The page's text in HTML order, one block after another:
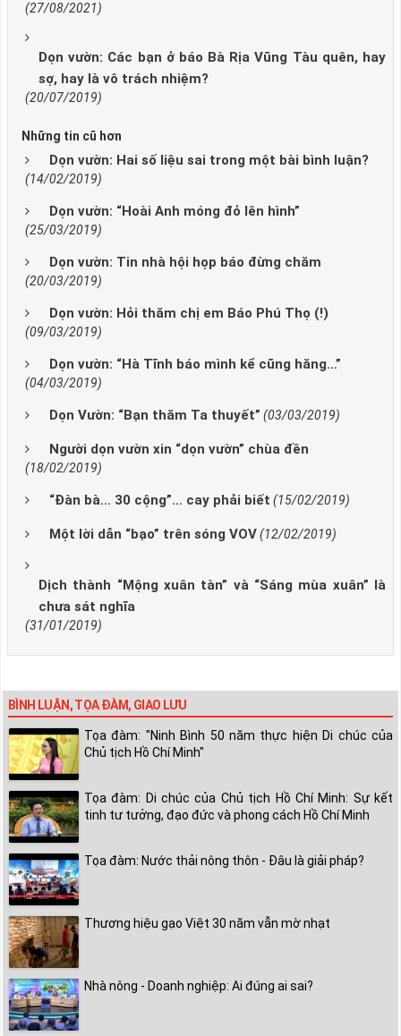
(27/08/2021)
Dọn vườn: Các bạn ở báo Bà Rịa Vũng Tàu quên, hay
sợ, hay là vô trách nhiệm?
(20/07/2019)
Những tin cũ hơn
Dọn vườn: Hai số liệu sai trong một bài bình luận?
(14/02/2019)
Dọn vườn: “Hoài Anh móng đỏ lên hình”
(25/03/2019)
Dọn vườn: Tin nhà hội họp báo đừng chăm
(20/03/2019)
Dọn vườn: Hỏi thăm chị em Báo Phú Thọ (!)
(09/03/2019)
Dọn vườn: “Hà Tĩnh báo mình kể cũng hăng…”
(04/03/2019)
Dọn Vườn: “Bạn thăm Ta thuyết” (03/03/2019)
Người dọn vườn xin “dọn vườn” chùa đền
(18/02/2019)
“Đàn bà… 30 cộng”… cay phải biết (15/02/2019)
Một lời dẫn “bạo” trên sóng VOV(12/02/2019)
Dịch thành “Mộng xuân tàn” và “Sáng mùa xuân” là
chưa sát nghĩa
(31/01/2019)
BÌNH LUẬN, TỌA ĐÀM, GIAO LƯU
Tọa đàm: "Ninh Bình 50 năm thực hiện Di chúc của
Chủ tịch Hồ Chí Minh"
Tọa đàm: Di chúc của Chủ tịch Hồ Chí Minh: Sự kết
tinh tư tưởng, đạo đức và phong cách Hồ Chí Minh
Tọa đàm: Nước thải nông thôn - Đâu là giải pháp?
Thương hiệu gạo Việt 30 năm vẫn mờ nhạt
Nhà nông - Doanh nghiệp: Ai đúng ai sai?